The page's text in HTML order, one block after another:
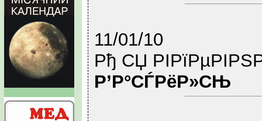
11/01/10
Рђ СЏ
Р’Р°СЃРёР»СЊ